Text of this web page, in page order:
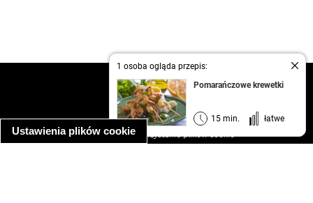
Ustawienia plików cookie
1 osoba ogląda przepis:
Pomarańczowe krewetki
15 min. łatwe
kontakt
regulamin
informacja o prywatności
informacja o wykorzystaniu plików cookie